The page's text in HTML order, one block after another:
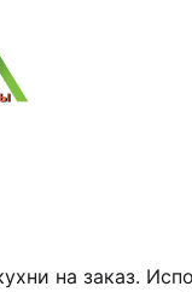
на заказ.